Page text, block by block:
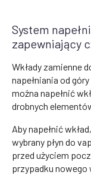
System
zapewniający
Wkłady zamienne
napełniania od
można napełnić
drobnych
Aby napełnić
wybrany płyn do
przed użyciem
przypadku